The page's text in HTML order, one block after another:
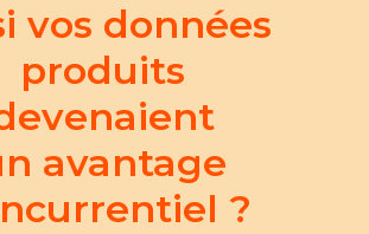
vos données
produits
avantage
?